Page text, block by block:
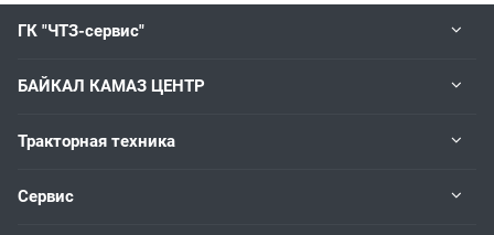
ГК "ЧТЗ-сервис"
БАЙКАЛ КАМАЗ ЦЕНТР
Тракторная техника
Сервис